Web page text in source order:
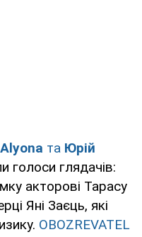
та Юрій
голоси глядачів:
акторові Тарасу
Яні Заєць, які
OBOZREVATEL